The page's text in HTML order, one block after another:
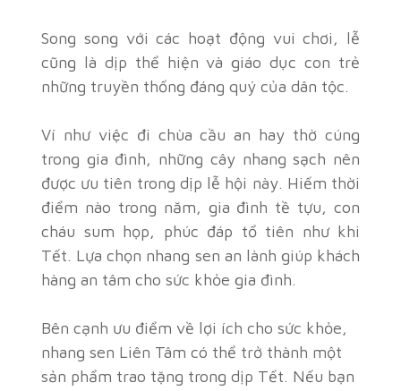
Song song với các hoạt động vui chơi, lễ
cũng là dịp thể hiện và giáo dục con trẻ
những truyền thống đáng quý của dân tộc.
Ví như việc đi chùa cầu an hay thờ cúng
trong gia đình, những cây nhang sạch nên
được ưu tiên trong dịp lễ hội này. Hiếm thời
điểm nào trong năm, gia đình tề tựu, con
cháu sum họp, phúc đáp tổ tiên như khi
Tết. Lựa chọn nhang sen an lành giúp khách
hàng an tâm cho sức khỏe gia đình.
Bên cạnh ưu điểm về lợi ích cho sức khỏe,
nhang sen Liên Tâm có thể trở thành một
sản phẩm trao tặng trong dịp Tết. Nếu bạn